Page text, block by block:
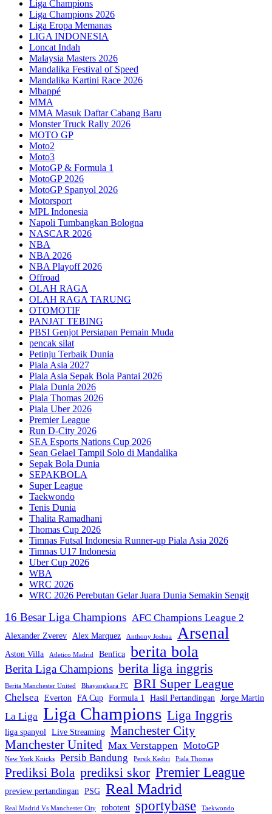
Liga Champions
Liga Champions 2026
Liga Eropa Memanas
LIGA INDONESIA
Loncat Indah
Malaysia Masters 2026
Mandalika Festival of Speed
Mandalika Kartini Race 2026
Mbappé
MMA
MMA Masuk Daftar Cabang Baru
Monster Truck Rally 2026
MOTO GP
Moto2
Moto3
MotoGP & Formula 1
MotoGP 2026
MotoGP Spanyol 2026
Motorsport
MPL Indonesia
Napoli Tumbangkan Bologna
NASCAR 2026
NBA
NBA 2026
NBA Playoff 2026
Offroad
OLAH RAGA
OLAH RAGA TARUNG
OTOMOTIF
PANJAT TEBING
PBSI Genjot Persiapan Pemain Muda
pencak silat
Petinju Terbaik Dunia
Piala Asia 2027
Piala Asia Sepak Bola Pantai 2026
Piala Dunia 2026
Piala Thomas 2026
Piala Uber 2026
Premier League
Run D-City 2026
SEA Esports Nations Cup 2026
Sean Gelael Tampil Solo di Mandalika
Sepak Bola Dunia
SEPAKBOLA
Super League
Taekwondo
Tenis Dunia
Thalita Ramadhani
Thomas Cup 2026
Timnas Futsal Indonesia Runner-up Piala Asia 2026
Timnas U17 Indonesia
Uber Cup 2026
WBA
WRC 2026
WRC 2026 Perebutan Gelar Juara Dunia Semakin Sengit
16 Besar Liga Champions AFC Champions League 2
Alexander Zverev Alex Marquez Anthony Joshua Arsenal
Aston Villa Atletico Madrid Benfica berita bola
Berita Liga Champions berita liga inggris
Berita Manchester United Bhayangkara FC BRI Super League
Chelsea Everton FA Cup Formula 1 Hasil Pertandingan Jorge Martin
La Liga Liga Champions Liga Inggris
liga spanyol Live Streaming Manchester City
Manchester United Max Verstappen MotoGP
New York Knicks Persib Bandung Persik Kediri Piala Thomas
Prediksi Bola prediksi skor Premier League
preview pertandingan PSG Real Madrid
Real Madrid Vs Manchester City robotent sportybase Taekwondo